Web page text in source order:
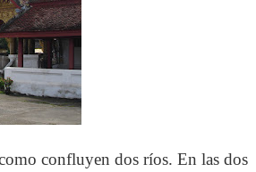
confluyen dos ríos. En las dos